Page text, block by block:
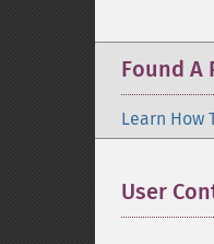
Found A
Learn How
User